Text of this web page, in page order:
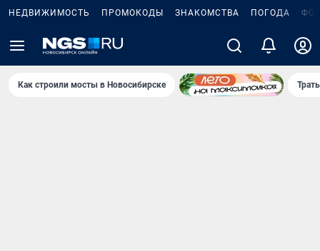
НЕДВИЖИМОСТЬ ПРОМОКОДЫ ЗНАКОМСТВА ПОГОДА
Как строили мосты в Новосибирске